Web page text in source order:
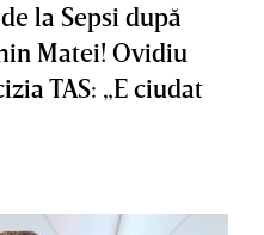
la Sepsi după
Matei! Ovidiu
TAS: „E ciudat